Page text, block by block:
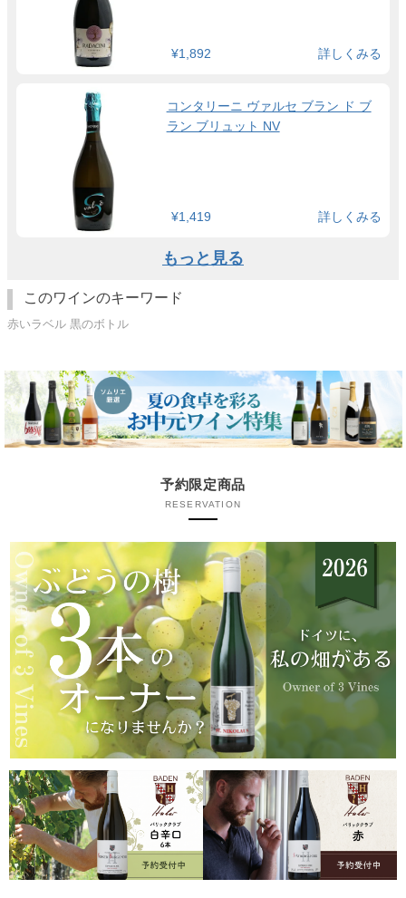
¥1,892 詳しくみる
コンタリーニ ヴァルセ ブラン ド ブ
ラン ブリュット NV
¥1,419 詳しくみる
もっと見る
このワインのキーワード
赤いラベル 黒のボトル
予約限定商品
RESERVATION